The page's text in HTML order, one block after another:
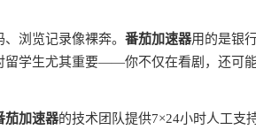
浏览记录像裸奔。 番茄加速器用的是银
留学生尤其重要——你不仅在看剧，还可
茄加速器的技术团队提供7×24小时人工支